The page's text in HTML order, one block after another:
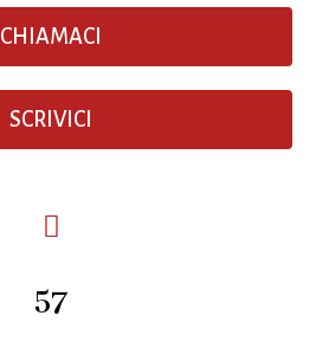
CHIAMACI
SCRIVICI
57